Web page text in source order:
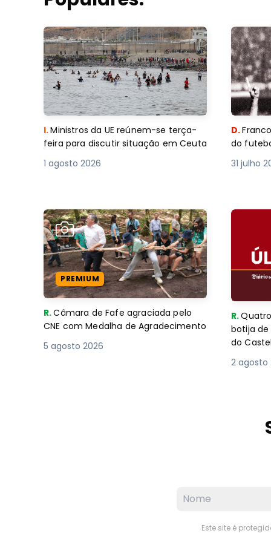
I.Ministros da UE reúnem-se terça-
feira para discutir situação em Ceuta
1 agosto 2026
D.
do
31 julho
PREMIUM
R.Câmara de Fafe agraciada pelo
CNE com Medalha de Agradecimento
5 agosto 2026
R.
botija de
do
2 agosto
Este site é